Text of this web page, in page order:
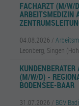
FACHARZT (M/W/
ARBEITSMEDIZIN
04.08.2026 /
Leonberg, Singen
KUNDENBERATER
M/W/D) -
ODENSEE-BAAR
31.07.2026 / BGV